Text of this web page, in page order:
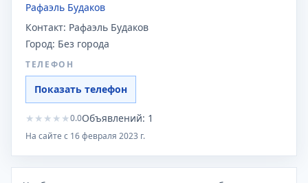
Рафаэль Будаков
Контакт: Рафаэль Будаков
Город: Без города
ТЕЛЕФОН
Показать телефон
★ ★ ★ ★ ★0.0Объявлений: 1
На сайте с 16 февраля 2023 г.